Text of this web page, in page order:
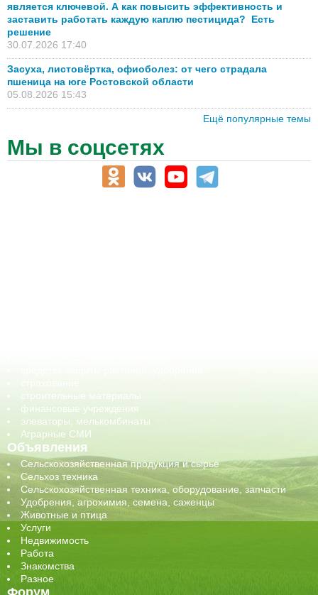
является ключевой. А как повысить эффективность и
заставить работать каждую каплю пестицида? Есть
решение
30.07.2026 17:40
Засуха, листовёртка, офиоболез: от чего страдала
пшеница на юге Ростовской области
05.08.2026 15:43
Ещё популярные темы
Мы в соцсетях
строительные материалы
финансовые учреждения
элеваторы, мелькомбинаты
Аграрные СМИ
Объявления
Сельскохозяйственная продукция и сырье
Сельхоз техника
Сельскохозяйственная техника, оборудование, запчасти
Удобрения, агрохимия, семена, саженцы
Животные и птица
Услуги
Недвижимость
Работа
Знакомства
Разное